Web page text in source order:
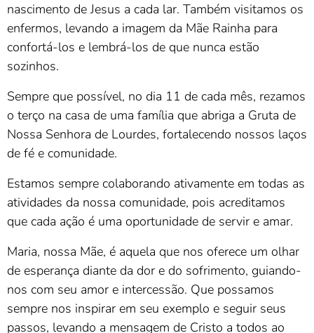
nascimento de Jesus a cada lar. Também visitamos os
enfermos, levando a imagem da Mãe Rainha para
confortá-los e lembrá-los de que nunca estão
sozinhos.
Sempre que possível, no dia 11 de cada mês, rezamos
o terço na casa de uma família que abriga a Gruta de
Nossa Senhora de Lourdes, fortalecendo nossos laços
de fé e comunidade.
Estamos sempre colaborando ativamente em todas as
atividades da nossa comunidade, pois acreditamos
que cada ação é uma oportunidade de servir e amar.
Maria, nossa Mãe, é aquela que nos oferece um olhar
de esperança diante da dor e do sofrimento, guiando-
nos com seu amor e intercessão. Que possamos
sempre nos inspirar em seu exemplo e seguir seus
passos, levando a mensagem de Cristo a todos ao